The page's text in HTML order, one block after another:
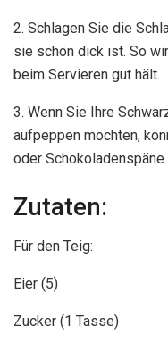
2. Schlagen Sie die
sie schön dick ist. So
beim Servieren gut hält.
3. Wenn Sie Ihre
aufpeppen möchten,
oder
Zutaten:
Für den Teig:
Eier (5)
Zucker (1 Tasse)